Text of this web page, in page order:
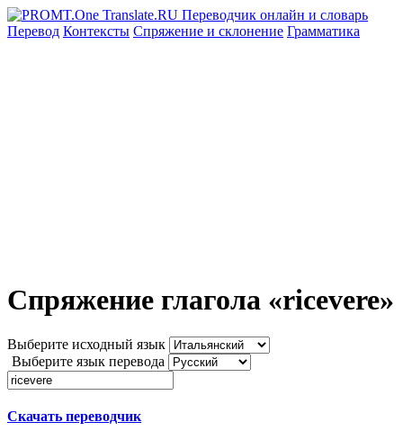
Перевод Контексты Спряжение и склонение Грамматика
Спряжение глагола «ricevere»
Выберите исходный язык
Выберите язык перевода
Скачать переводчик